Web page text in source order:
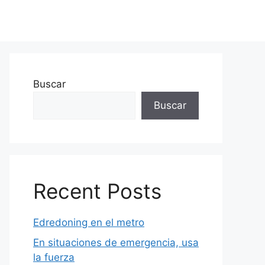
Buscar
Buscar
Recent Posts
Edredoning en el metro
En situaciones de emergencia, usa
la fuerza